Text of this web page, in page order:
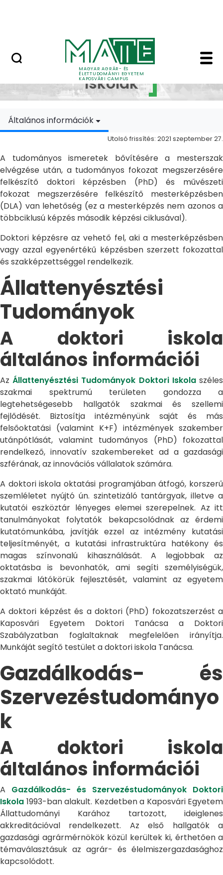
MAGYAR AGRÁR- ÉS
ÉLETTUDOMÁNYI EGYETEM
KAPOSVÁRI CAMPUS
Doktori Iskolák -
Doktori
Iskolák
Általános információk
Utolsó frissítés: 2021 szeptember 27.
A tudományos ismeretek bővítésére a mesterszak
elvégzése után, a tudományos fokozat megszerzésére
felkészítő doktori képzésben (PhD) és művészeti
fokozat megszerzésére felkészítő mesterképzésben
(DLA) van lehetőség (ez a mesterképzés nem azonos a
többciklusú képzés második képzési ciklusával).
Doktori képzésre az vehető fel, aki a mesterképzésben
vagy azzal egyenértékű képzésben szerzett fokozattal
és szakképzettséggel rendelkezik.
Állattenyésztési
Tudományok
A doktori iskola
általános információi
AzÁllattenyésztési Tudományok Doktori Iskolaszéles
szakmai spektrumú területen gondozza a
legtehetségesebb hallgatók szakmai és szellemi
fejlődését. Biztosítja intézményünk saját és más
felsőoktatási (valamint K+F) intézmények szakember
utánpótlását, valamint tudományos (PhD) fokozattal
rendelkező, innovatív szakembereket ad a gazdasági
szférának, az innovációs vállalatok számára.
A doktori iskola oktatási programjában átfogó, korszerű
szemléletet nyújtó ún. szintetizáló tantárgyak, illetve a
kutatói eszköztár lényeges elemei szerepelnek. Az itt
tanulmányokat folytatók bekapcsolódnak az érdemi
kutatómunkába, javítják ezzel az intézmény kutatási
teljesítményét, a kutatási infrastruktúra hatékony és
magas színvonalú kihasználását. A legjobbak az
oktatásba is bevonhatók, ami segíti személyiségük,
szakmai látókörük fejlesztését, valamint az egyetem
oktató munkáját.
A doktori képzést és a doktori (PhD) fokozatszerzést a
Kaposvári Egyetem Doktori Tanácsa a Doktori
Szabályzatban foglaltaknak megfelelően irányítja.
Munkáját segítő testület a doktori iskola Tanácsa.
Gazdálkodás- és
Szervezéstudományo
k
A doktori iskola
általános információi
A Gazdálkodás- és Szervezéstudományok Doktori
Iskola 1993-ban alakult. Kezdetben a Kaposvári Egyetem
Állattudományi Karához tartozott, ideiglenes
akkreditációval rendelkezett. Az első hallgatók a
gazdasági agrármérnökök közül kerültek ki, érthetően a
témaválasztásuk az agrár- és élelmiszergazdasághoz
kapcsolódott.